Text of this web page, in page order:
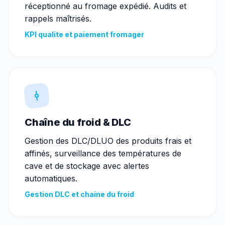
réceptionné au fromage expédié. Audits et
rappels maîtrisés.
KPI qualite et paiement fromager
Chaîne du froid & DLC
Gestion des DLC/DLUO des produits frais et
affinés, surveillance des températures de
cave et de stockage avec alertes
automatiques.
Gestion DLC et chaine du froid